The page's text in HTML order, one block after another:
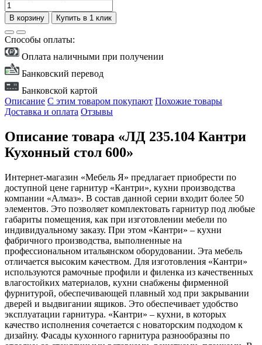
В корзину Купить в 1 клик
Способы оплаты:
Оплата наличными при получении
Банковский перевод
Банковской картой
Описание С этим товаром покупают Похожие товары
Доставка и оплата Отзывы
Описание товара «ЛД 235.104 Кантри
Кухонный стол 600»
Интернет-магазин «Мебель Я» предлагает приобрести по
доступной цене гарнитур «Кантри», кухни производства
компании «Алмаз». В состав данной серии входит более 50
элементов. Это позволяет комплектовать гарнитур под любые
габариты помещения, как при изготовлении мебели по
индивидуальному заказу. При этом «Кантри» – кухни
фабричного производства, выполненные на
профессиональном итальянском оборудовании. Эта мебель
отличается высоким качеством. Для изготовления «Кантри»
используются рамочные профили и филенка из качественных
влагостойких материалов, кухни снабжены фирменной
фурнитурой, обеспечивающей плавный ход при закрывании
дверей и выдвигании ящиков. Это обеспечивает удобство
эксплуатации гарнитура. «Кантри» – кухни, в которых
качество исполнения сочетается с новаторским подходом к
дизайну. Фасады кухонного гарнитура разнообразны по